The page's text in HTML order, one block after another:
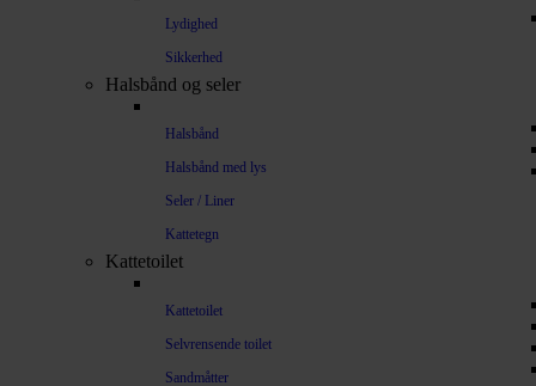
Lydighed
Sikkerhed
Halsbånd og seler
Halsbånd
Halsbånd med lys
Seler / Liner
Kattetegn
Kattetoilet
Kattetoilet
Selvrensende toilet
Sandmåtter